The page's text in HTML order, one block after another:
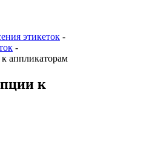
этикеток -
-
аппликаторам
к